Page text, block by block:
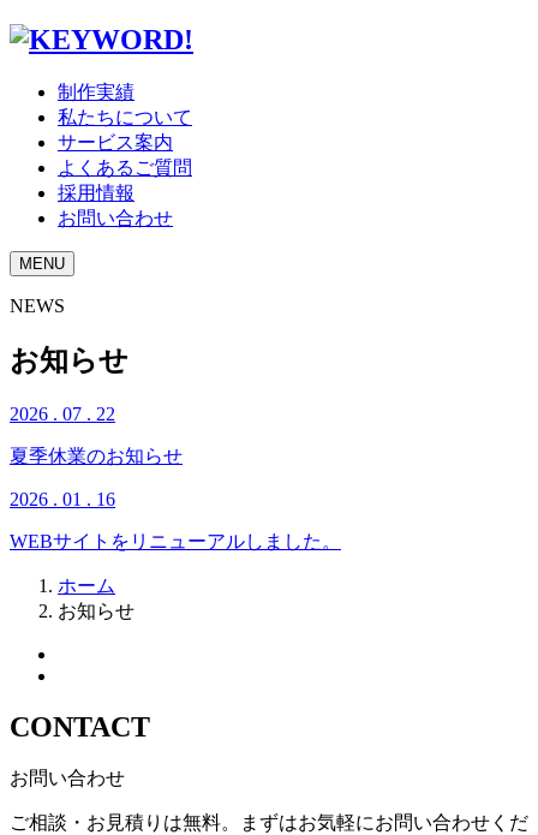
制作実績
私たちについて
サービス案内
よくあるご質問
採用情報
お問い合わせ
MENU
NEWS
お知らせ
2026 . 07 . 22
夏季休業のお知らせ
2026 . 01 . 16
WEBサイトをリニューアルしました。
ホーム
お知らせ
CONTACT
お問い合わせ
ご相談・お見積りは無料。
まずはお気軽にお問い合わせくだ